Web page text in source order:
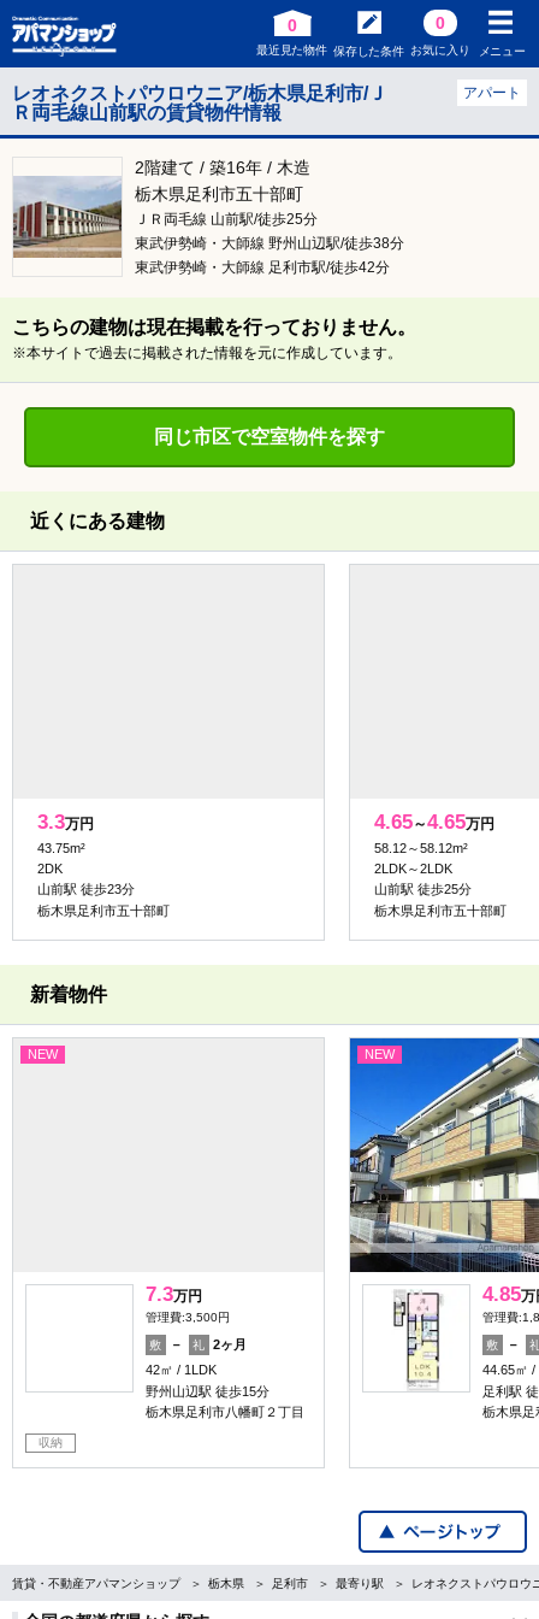
0
最近見た物件 保存した条件
0
お気に入り メニュー
レオネクストパウロウニア/栃木県足利市/Ｊ
Ｒ両毛線山前駅の賃貸物件情報
アパート
2階建て / 築16年 / 木造
栃木県足利市五十部町
ＪＲ両毛線 山前駅/徒歩25分
東武伊勢崎・大師線 野州山辺駅/徒歩38分
東武伊勢崎・大師線 足利市駅/徒歩42分
こちらの建物は現在掲載を行っておりません。
※本サイトで過去に掲載された情報を元に作成しています。
同じ市区で空室物件を探す
近くにある建物
3.3万円
43.75m²
2DK
山前駅 徒歩23分
栃木県足利市五十部町
4.65～4.65万円
58.12～58.12m²
2LDK～2LDK
山前駅 徒歩25分
栃木県足利市五十部町
新着物件
NEW
7.3万円
管理費:3,500円
敷 － 礼
2ヶ月
42㎡
1LDK
野州山辺駅 徒歩15分
栃木県足利市八幡町２丁目
収納
NEW
4.85万
管理費
敷 －
44.65㎡
足利駅
栃木県足
賃貸・不動産アパマンショップ 栃木県 足利市 最寄り駅 レオネクストパウロウ